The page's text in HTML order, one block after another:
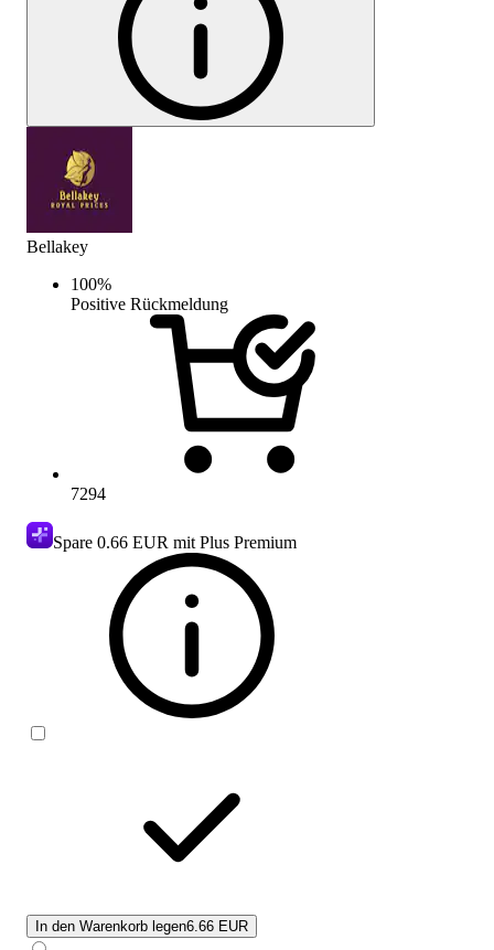
Bellakey
100%
Positive Rückmeldung
7294
Spare 0.66 EUR mit Plus Premium
In den Warenkorb legen6.66 EUR